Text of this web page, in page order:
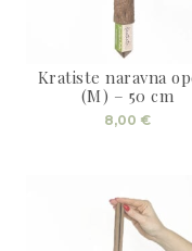
Kratiste naravna
(M) – 50 cm
8,00 €